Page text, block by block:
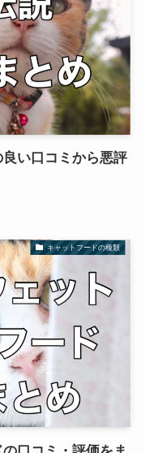
い口コミから悪評
キャットフードの種類